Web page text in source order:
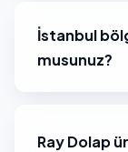
İstanbul
musunuz?
Ray Dolap